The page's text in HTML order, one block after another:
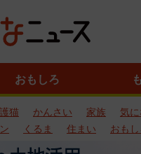
おもしろ
猫 かんさい 家族 気に
くるま 住まい おも